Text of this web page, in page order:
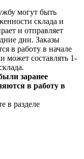
могут быть
склада и
и отправляет
дни. Заказы
в работу в начале
может составлять 1-
заранее
в работу в
в разделе